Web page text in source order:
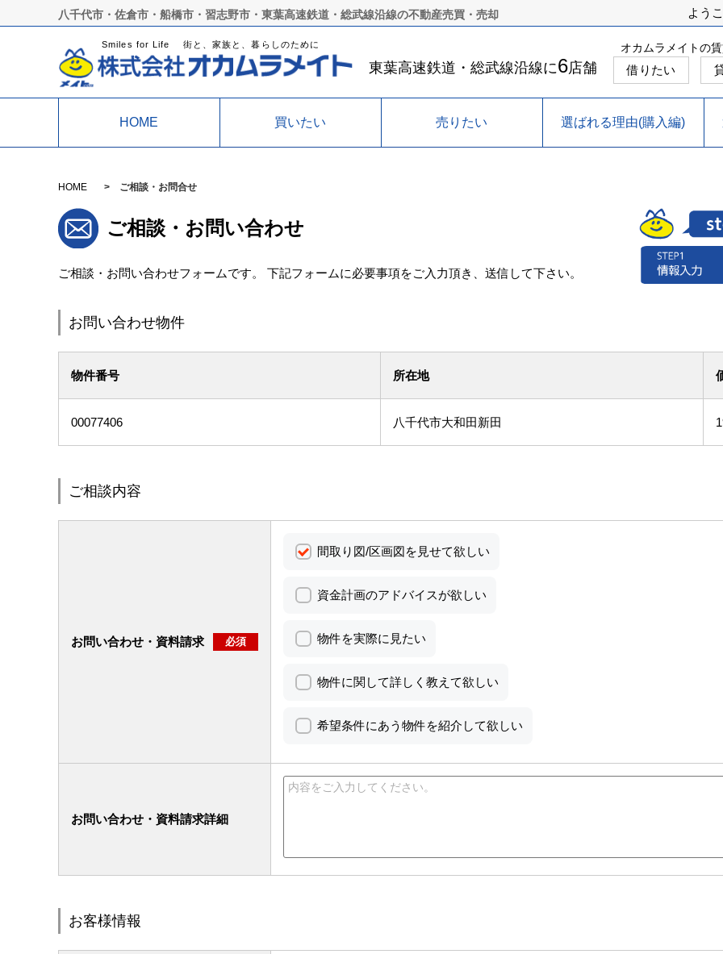
八千代市・佐倉市・船橋市・習志野市・東葉高速鉄道・総武線沿線の不動産売買・売却 よう
Smiles for Life 街と、家族と、暮らしのために
東葉高速鉄道・総武線沿線に6店舗
オカムラメイトの
借りたい
HOME 買いたい 売りたい 選ばれる理由(購入編)
HOME ご相談・お問合せ
ご相談・お問い合わせ
ご相談・お問い合わせフォームです。 下記フォームに必要事項をご入力頂き、送信して下さい。
お問い合わせ物件
物件番号 所在地
00077406 八千代市大和田新田
ご相談内容
お問い合わせ・資料請求 必須
間取り図/区画図を見せて欲しい
資金計画のアドバイスが欲しい
物件を実際に見たい
物件に関して詳しく教えて欲しい
希望条件にあう物件を紹介して欲しい
お問い合わせ・資料請求詳細
お客様情報